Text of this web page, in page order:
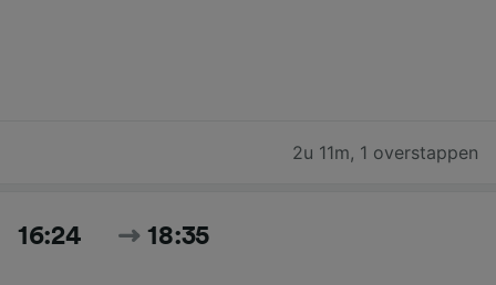
2u 11m, 1 overstappen
16:24 18:35